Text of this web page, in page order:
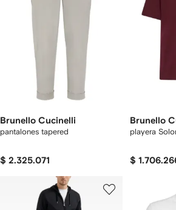
Brunello Cucinelli
pantalones tapered
$ 2.325.071
Brunello
playera
$